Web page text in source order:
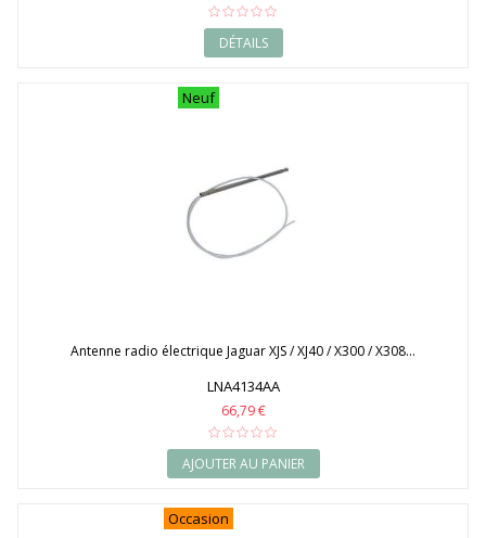
DÉTAILS
Neuf
Antenne radio électrique Jaguar XJS / XJ40 / X300 / X308...
LNA4134AA
66,79 €
AJOUTER AU PANIER
Occasion